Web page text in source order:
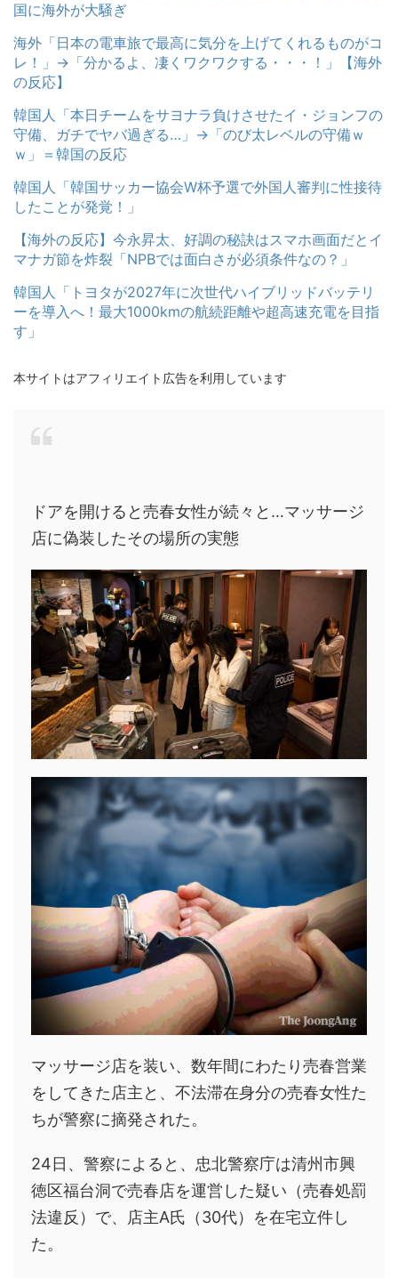
国に海外が大騒ぎ
海外「日本の電車旅で最高に気分を上げてくれるものがコ
レ！」→「分かるよ、凄くワクワクする・・・！」【海外
の反応】
韓国人「本日チームをサヨナラ負けさせたイ・ジョンフの
守備、ガチでヤバ過ぎる…」→「のび太レベルの守備ｗ
ｗ」＝韓国の反応
韓国人「韓国サッカー協会W杯予選で外国人審判に性接待
したことが発覚！」
【海外の反応】今永昇太、好調の秘訣はスマホ画面だとイ
マナガ節を炸裂「NPBでは面白さが必須条件なの？」
韓国人「トヨタが2027年に次世代ハイブリッドバッテリ
ーを導入へ！最大1000kmの航続距離や超高速充電を目指
す」
本サイトはアフィリエイト広告を利用しています
ドアを開けると売春女性が続々と…マッサージ
店に偽装したその場所の実態
マッサージ店を装い、数年間にわたり売春営業
をしてきた店主と、不法滞在身分の売春女性た
ちが警察に摘発された。
24日、警察によると、忠北警察庁は清州市興
徳区福台洞で売春店を運営した疑い（売春処罰
法違反）で、店主A氏（30代）を在宅立件し
た。